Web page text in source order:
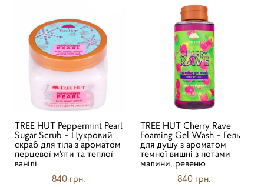
TREE HUT Peppermint Pearl
Sugar Scrub – Цукровий
скраб для тіла з ароматом
перцевої м'яти та теплої
ванілі
840 грн.
TREE HUT Cherry Rave
Foaming Gel Wash – Гель
для душу з ароматом
темної вишні з нотами
малини, ревеню
840 грн.